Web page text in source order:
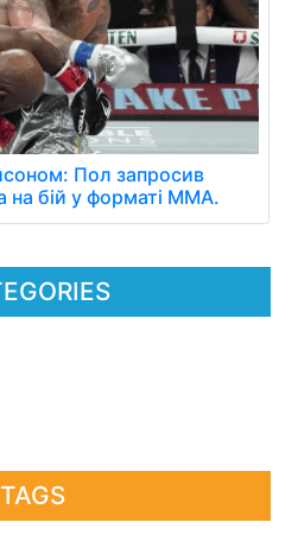
TAGS
Пол запросив
на бій у форматі ММА.